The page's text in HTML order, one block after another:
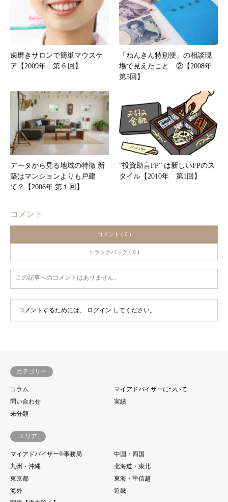
歯磨きサロンで簡単マウスケ
ア【2009年 第 6 回】
「ねんきん特別便」の相談現
場で見えたこと ②【2008年
第5回】
データから見る地域の特徴 新
築はマンションよりも戸建
て？【2006年 第１回】
“投資助言FP” は新しいFPのス
タイル【2010年 第1回】
コメント
コメント ( 0 )
トラックバック ( 0 )
この記事へのコメントはありません。
コメントするためには、 ログイン してください。
カテゴリー
コラム
マイアドバイザーについて
問い合わせ
実績
未分類
エリア
マイアドバイザー®事務局
中国・四国
九州・沖縄
北海道・東北
東京都
東海・甲信越
海外
近畿